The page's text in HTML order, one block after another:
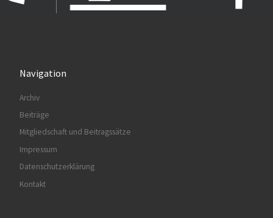
Navigation
Archiv
Beiträge
Mitgliedschaft und Beitragssätze
Impressum
Datenschutzerklärung
Kontakt